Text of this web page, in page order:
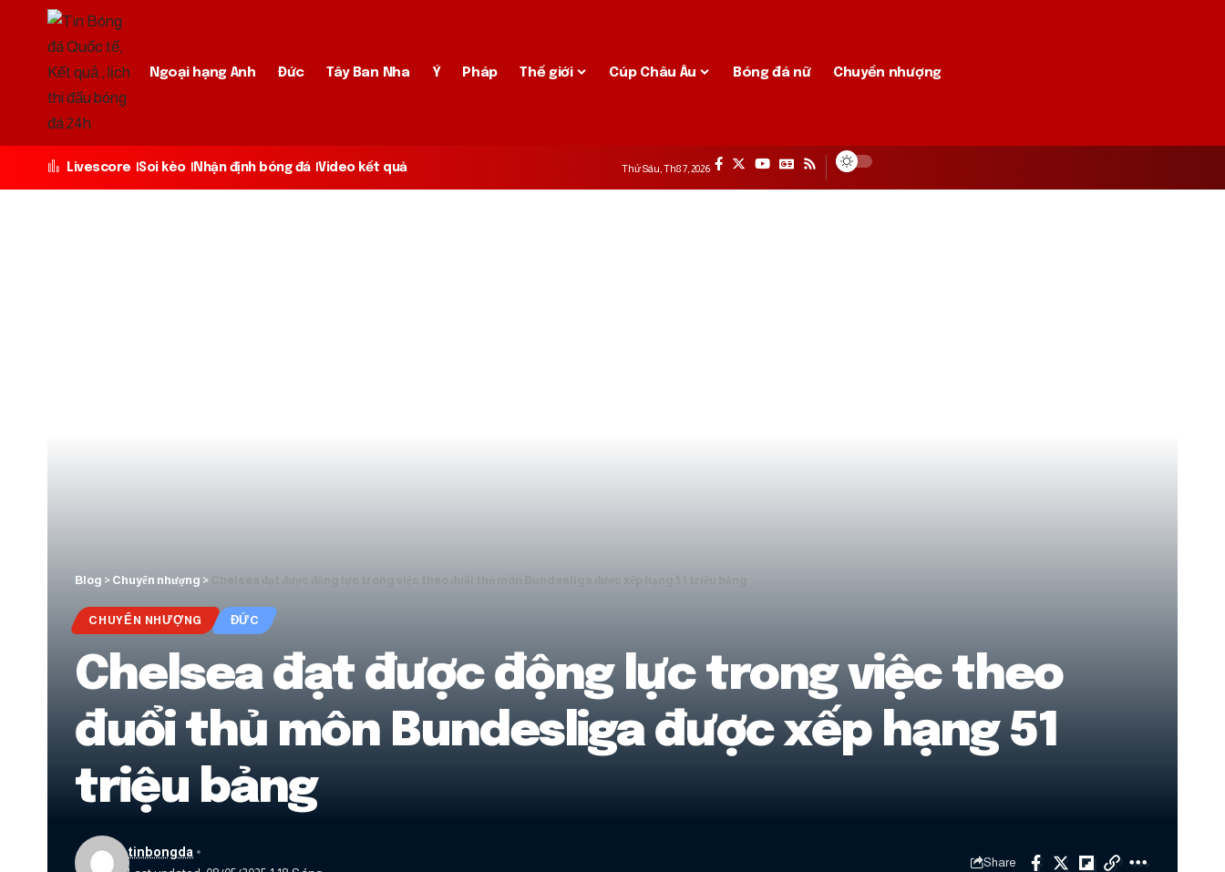
Ngoại hạng Anh Đức Tây Ban Nha Ý Pháp Thế giới Cúp Châu Âu Bóng đá nữ Chuyển nhượng
Livescore Soi kèo Nhận định bóng đá Video kết quả Thứ Sáu, Th8 7, 2026
Blog > Chuyển nhượng >
CHUYỂN NHƯỢNG ĐỨC
Chelsea đạt được động lực trong việc theo
đuổi thủ môn Bundesliga được xếp hạng 51
triệu bảng
tinbongda
Share